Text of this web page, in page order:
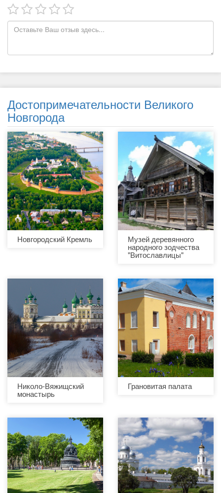
Достопримечательности Великого
Новгорода
Новгородский Кремль Музей деревянного
народного зодчества
"Витославлицы"
Николо-Вяжищский
монастырь
Грановитая палата